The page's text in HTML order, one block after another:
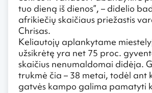
tuo dieną iš dienos”, – didelio
afrikiečių skaičiaus priežastis
Chrisas.
Keliautojų aplankytame
užsikrėtę yra net 75 proc.
skaičius nenumaldomai didėja.
trukmė čia – 38 metai, todėl ant
gatvės kampo galima pamatyti